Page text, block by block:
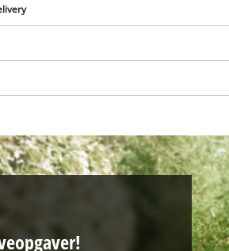
We need your consent to
Google Maps
This content is not permitted
to trackers that are not
visitor. The website owner